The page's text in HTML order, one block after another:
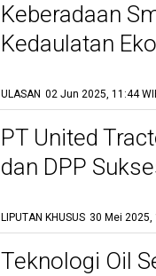
Keberadaan
Kedaulatan
ULASAN 02 Jun 2025, 11:44
PT United
dan DPP
LIPUTAN KHUSUS 30 Mei 2025,
Teknologi Oil